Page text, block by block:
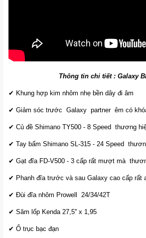
Thông tin chi tiết : Galaxy
✔ Khung hợp kim nhôm nhẹ bền dây đi âm
✔ Giảm sóc trước Galaxy partner êm có
✔ Củ đề Shimano TY500 - 8 Speed thương
✔ Tay bấm Shimano SL-315 - 24 Speed
✔ Gạt đĩa FD-V500 - 3 cấp rất mượt mà
✔ Phanh đĩa trước và sau Galaxy cao cấp rất
✔ Đùi đĩa nhôm Prowell 24/34/42T
✔ Săm lốp Kenda 27,5'' x 1,95
✔ Ổ trục bạc đạn